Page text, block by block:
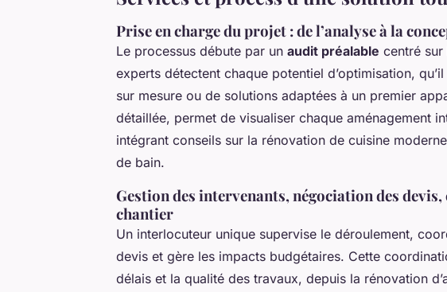
Prise en charge du projet : de l’analyse à la
Le processus débute par un audit préalable centré sur
experts détectent chaque potentiel d’optimisation,
sur mesure ou de solutions adaptées à un premier
détaillée, permet de visualiser chaque aménagement
intégrant conseils sur la rénovation de cuisine
de bain.
Gestion des intervenants, négociation des
chantier
Un interlocuteur unique supervise le déroulement,
devis et gère les impacts budgétaires. Cette
délais et la qualité des travaux, depuis la rénovation